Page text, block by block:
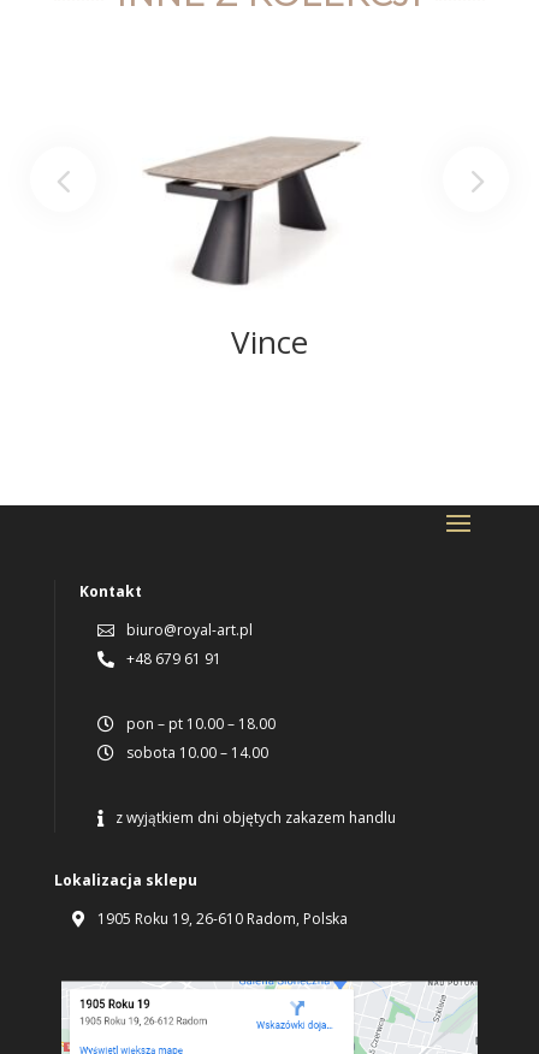
Vince
Kontakt
 biuro@royal-art.pl
 +48 679 61 91
 pon – pt 10.00 – 18.00
 sobota 10.00 – 14.00
 z wyjątkiem dni objętych zakazem handlu
Lokalizacja sklepu
 1905 Roku 19, 26-610 Radom, Polska